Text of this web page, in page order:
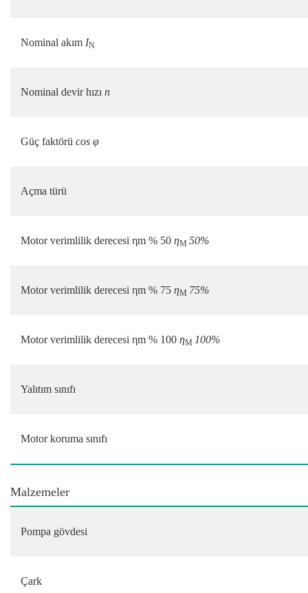
Nominal akım IN
Nominal devir hızı n
Güç faktörü cos φ
Açma türü
Motor verimlilik derecesi ηm % 50 ηM 50%
Motor verimlilik derecesi ηm % 75 ηM 75%
Motor verimlilik derecesi ηm % 100 ηM 100%
Yalıtım sınıfı
Motor koruma sınıfı
Malzemeler
Pompa gövdesi
Çark